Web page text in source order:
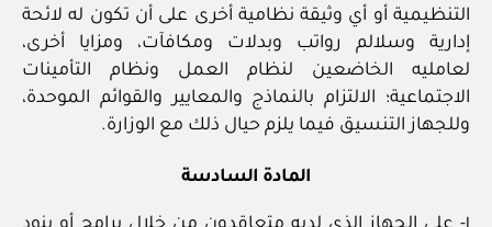
التنظيمية أو أي وثيقة نظامية أخرى على أن تكون له لائحة
إدارية وسلالم رواتب وبدلات ومكافآت، ومزايا أخرى،
لعامليه الخاضعين لنظام العمل ونظام التأمينات
الاجتماعية؛ الالتزام بالنماذج والمعايير والقوائم الموحدة،
وللجهاز التنسيق فيما يلزم حيال ذلك مع الوزارة.
المادة السادسة